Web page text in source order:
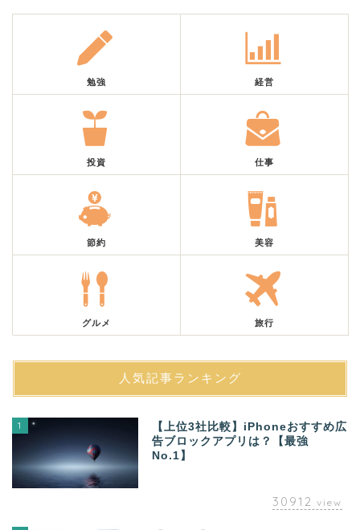
勉強 経営
投資 仕事
節約 美容
グルメ 旅行
人気記事ランキング
1
【上位3社比較】iPhoneおすすめ広
告ブロックアプリは？【最強
No.1】
30912 view